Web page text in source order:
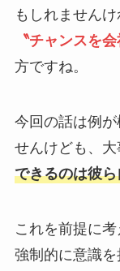
もしれませんけ
〝チャンスを
方ですね。
今回の話は例
せんけども、
できるのは彼
これを前提に考
強制的に意識